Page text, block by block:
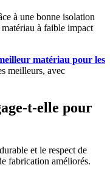
à une bonne isolation
à faible impact
matériau pour les
meilleurs, avec
t-elle pour
et le respect de
fabrication améliorés.